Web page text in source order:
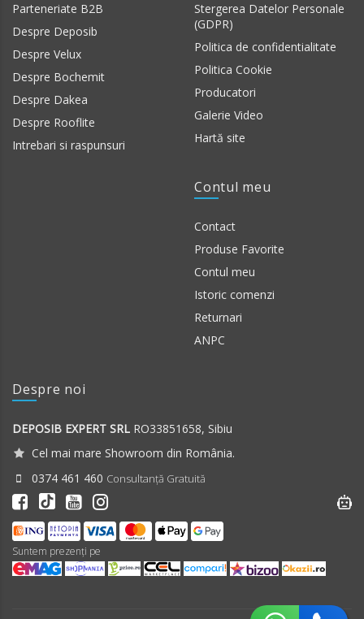
Parteneriate B2B
Despre Deposib
Despre Velux
Despre Bochemit
Despre Dakea
Despre Rooflite
Intrebari si raspunsuri
Stergerea Datelor Personale
(GDPR)
Politica de confidentialitate
Politica Cookie
Producatori
Galerie Video
Hartă site
Contul meu
Contact
Produse Favorite
Contul meu
Istoric comenzi
Returnari
ANPC
Despre noi
DEPOSIB EXPERT SRL RO33851658, Sibiu
Cel mai mare Showroom din România.
0374 461 460 Consultanță Gratuită
Suntem prezenți pe